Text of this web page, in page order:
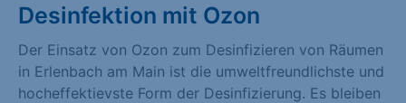
Desinfektion mit Ozon
Der Einsatz von Ozon zum Desinfizieren von Räumen
in Erlenbach am Main ist die umweltfreundlichste und
hocheffektievste Form der Desinfizierung. Es bleiben